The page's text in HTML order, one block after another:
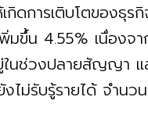
ดการเติบโตของธุรกิ
มขึ้น 4.55% เนื่องจ
ในช่วงปลายสัญญา
งไม่รับรู้รายได้ จำน